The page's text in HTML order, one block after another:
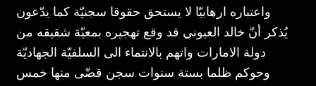
واعتباره ارهابيّا لا يستحق حقوقا سجنيّة كما يدّعون
يُذكر أنّ خالد العيوني قد وقع تهجيره بمعيّة شقيقه من
دولة الامارات واتهم بالانتماء الى السلفيّة الجهاديّة
وحوكم ظلما بستة سنوات سجن قضّى منها خمس